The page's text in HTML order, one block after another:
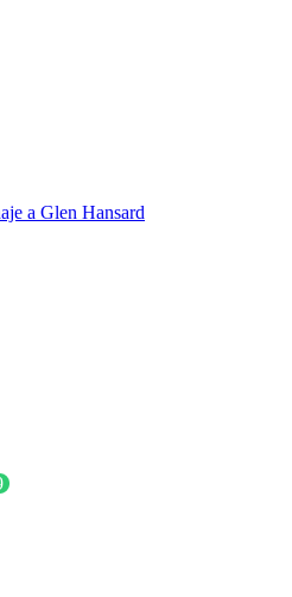
a Glen Hansard